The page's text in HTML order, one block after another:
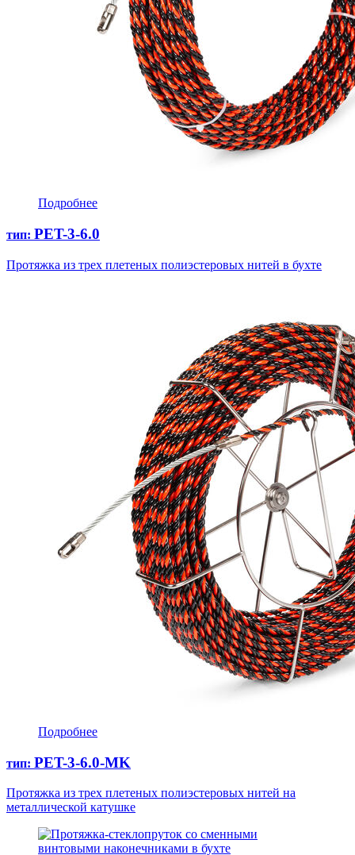
Подробнее
тип: PET-3-6.0
Протяжка из трех плетеных полиэстеровых нитей в бухте
Подробнее
тип: PET-3-6.0-MK
Протяжка из трех плетеных полиэстеровых нитей на
металлической катушке